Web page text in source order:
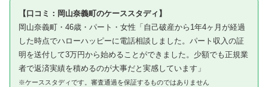
【口コミ：岡山奈義町のケーススタディ】
岡山奈義町・46歳・パート・女性「自己破産から1年4ヶ月が経過
した時点でハローハッピーに電話相談しました。パート収入の証
明を送付して3万円から始めることができました。少額でも正規業
者で返済実績を積めるのが大事だと実感しています」
※ケーススタディです。審査通過を保証するものではありません